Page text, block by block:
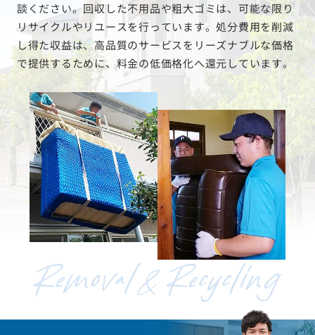
談ください。回収した不用品や粗大ゴミは、可能な限り
リサイクルやリユースを行っています。処分費用を削減
し得た収益は、高品質のサービスをリーズナブルな価格
で提供するために、料金の低価格化へ還元しています。